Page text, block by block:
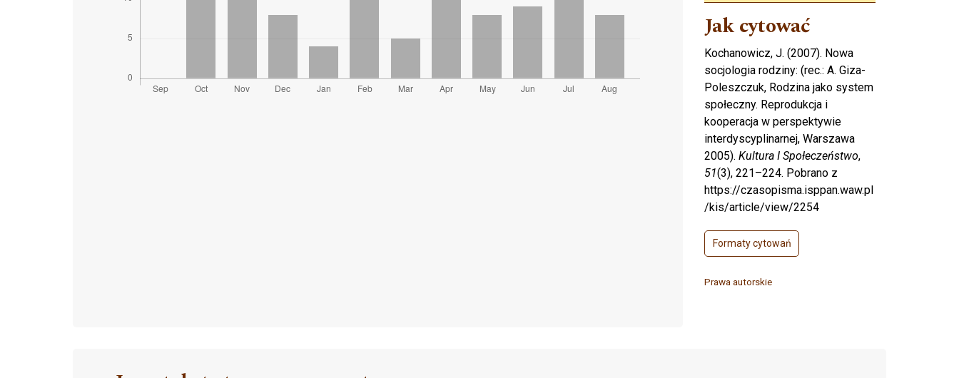
Jak cytować
Kochanowicz, J. (2007). Nowa
socjologia rodziny: (rec.: A. Giza-
Poleszczuk, Rodzina jako system
społeczny. Reprodukcja i
kooperacja w perspektywie
interdyscyplinarnej, Warszawa
2005). Kultura I Społeczeństwo,
51(3), 221–224. Pobrano z
https://czasopisma.isppan.waw.pl
/kis/article/view/2254
Formaty cytowań
Prawa autorskie